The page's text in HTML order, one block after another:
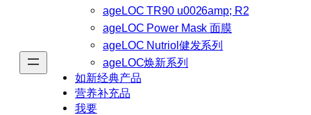
ageLOC TR90 u0026amp; R2
ageLOC Power Mask 面膜
ageLOC Nutriol健发系列
ageLOC焕新系列
如新经典产品
营养补充品
我要